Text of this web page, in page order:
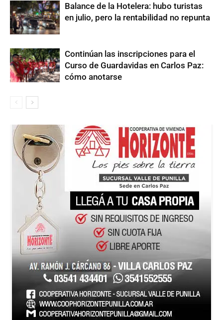
Balance de la Hotelera: hubo turistas
en julio, pero la rentabilidad no repunta
Continúan las inscripciones para el
Curso de Guardavidas en Carlos Paz:
cómo anotarse